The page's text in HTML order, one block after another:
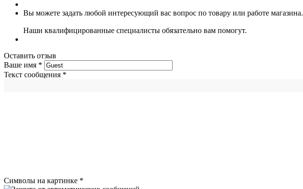
Вы можете задать любой интересующий вас вопрос по товару или работе магазина.
Наши квалифицированные специалисты обязательно вам помогут.
Оставить отзыв
Ваше имя *
Текст сообщения *
Символы на картинке *